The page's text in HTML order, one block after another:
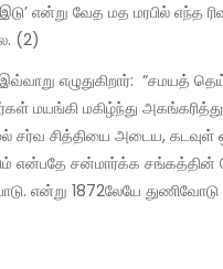
என்று வேத மத மரபில் எந்த
(2)
மயங்கி மகிழ்ந்து
சர்வ சித்தியை அடைய,
என்பதே சன்மார்க்க சங்கத்தின்
என்று 1872லேயே